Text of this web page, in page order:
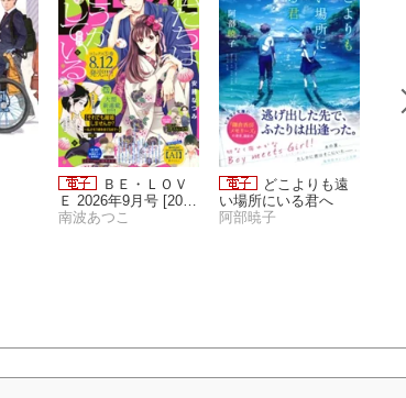
ＢＥ・ＬＯＶ
Ｅ 2026年9月号 [2026
年7月31日発売]
南波あつこ
どこよりも遠
い場所にいる君へ
阿部暁子